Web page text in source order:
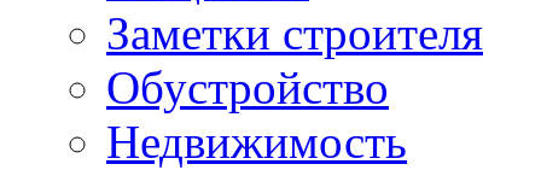
Заметки строителя
Обустройство
Недвижимость